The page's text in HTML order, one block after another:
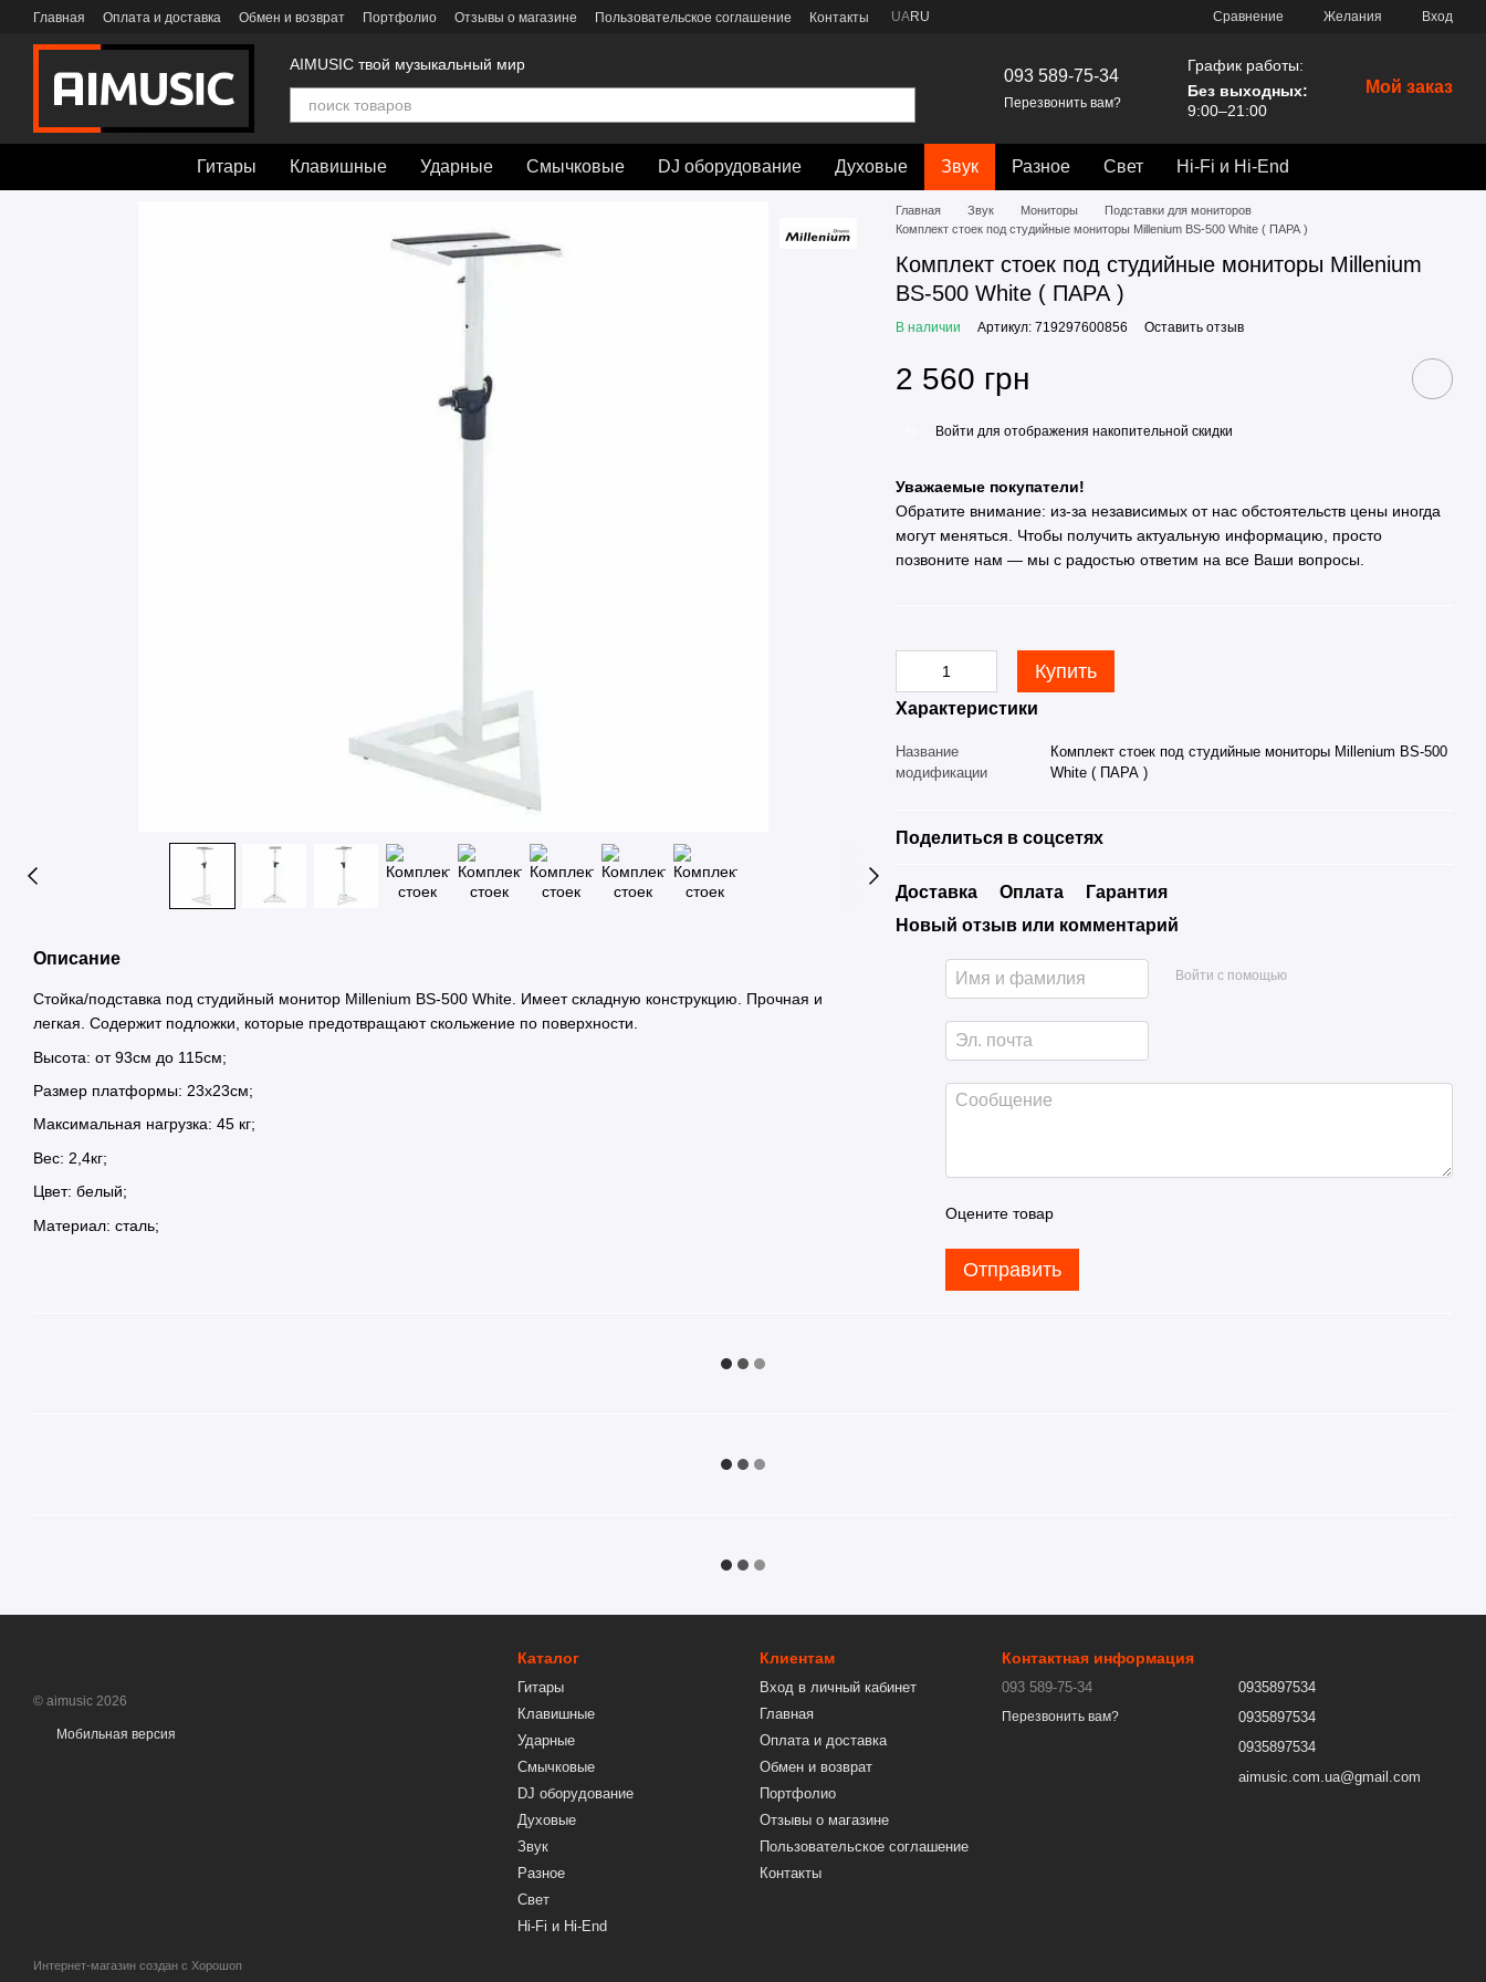
Перейти к основному контенту
Главная Оплата и доставка Обмен и возврат Портфолио Отзывы о магазине Пользовательское соглашение Контакты UARU Сравнение Желания Вход
AIMUSIC твой музыкальный мир
093 589-75-34
Перезвонить вам?
График работы:
Без выходных:
9:00–21:00
Мой заказ
Гитары Клавишные Ударные Смычковые DJ оборудование Духовые Звук Разное Свет Hi-Fi и Hi-End
Описание
Стойка/подставка под студийный монитор Millenium BS-500 White. Имеет складную конструкцию. Прочная и
легкая. Содержит подложки, которые предотвращают скольжение по поверхности.
Высота: от 93см до 115см;
Размер платформы: 23х23см;
Максимальная нагрузка: 45 кг;
Вес: 2,4кг;
Цвет: белый;
Материал: сталь;
Главная Звук Мониторы
Подставки для мониторов
Комплект стоек под студийные мониторы Millenium BS-500 White ( ПАРА )
Комплект стоек под студийные мониторы Millenium
BS-500 White ( ПАРА )
В наличии Артикул: 719297600856 Оставить отзыв
2 560 грн
Войти для отображения накопительной скидки
Уважаемые покупатели!
Обратите внимание: из-за независимых от нас обстоятельств цены иногда
могут меняться. Чтобы получить актуальную информацию, просто
позвоните нам — мы с радостью ответим на все Ваши вопросы.
Купить
Характеристики
Название
модификации
Комплект стоек под студийные мониторы Millenium BS-500
White ( ПАРА )
Поделиться в соцсетях
Доставка Оплата
Гарантия
Новый отзыв или комментарий
Войти с помощью
Оцените товар
Отправить
© aimusic 2026
Мобильная версия
Интернет-магазин создан с Хорошоп
Каталог
Гитары
Клавишные
Ударные
Смычковые
DJ оборудование
Духовые
Звук
Разное
Свет
Hi-Fi и Hi-End
Клиентам
Вход в личный кабинет
Главная
Оплата и доставка
Обмен и возврат
Портфолио
Отзывы о магазине
Пользовательское соглашение
Контакты
Контактная информация
093 589-75-34
Перезвонить вам?
0935897534
0935897534
0935897534
aimusic.com.ua@gmail.com